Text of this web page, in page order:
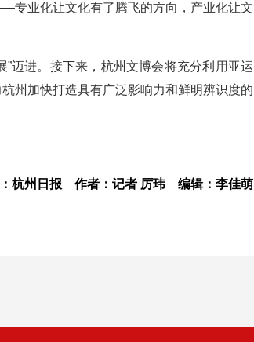
专业化让文化有了腾飞的方向，产业化让文
”迈进。接下来，杭州文博会将充分利用亚运
州加快打造具有广泛影响力和鲜明辨识度的
杭州日报 作者：记者 厉玮 编辑：李佳萌